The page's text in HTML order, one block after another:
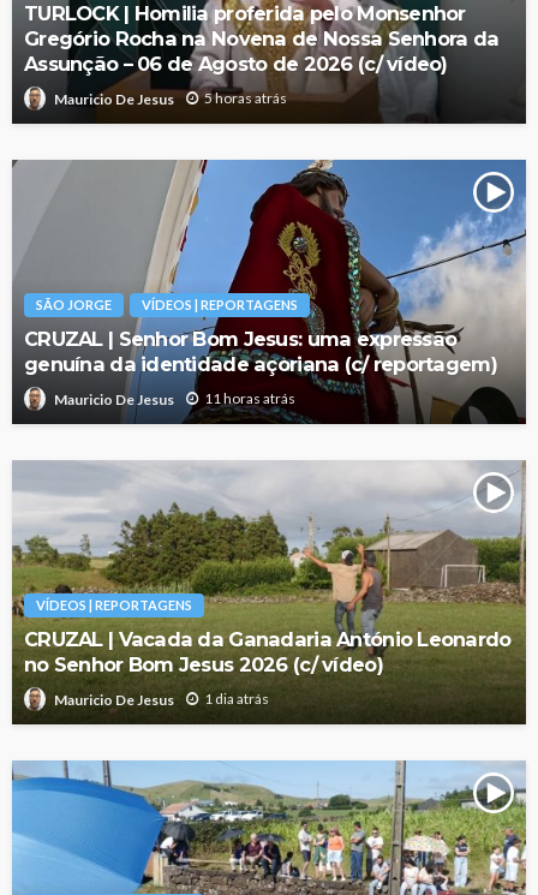
TURLOCK | Homilia proferida pelo Monsenhor
Gregório Rocha na Novena de Nossa Senhora da
Assunção – 06 de Agosto de 2026 (c/ vídeo)
Mauricio De Jesus 5 horas atrás
SÃO JORGE VÍDEOS | REPORTAGENS
CRUZAL | Senhor Bom Jesus: uma expressão
genuína da identidade açoriana (c/ reportagem)
Mauricio De Jesus 11 horas atrás
VÍDEOS | REPORTAGENS
CRUZAL | Vacada da Ganadaria António Leonardo
no Senhor Bom Jesus 2026 (c/ vídeo)
Mauricio De Jesus 1 dia atrás